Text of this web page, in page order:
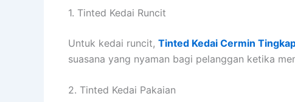
1. Tinted Kedai Runcit
Untuk kedai runcit, Tinted Kedai Cermin
suasana yang nyaman bagi pelanggan ketika
2. Tinted Kedai Pakaian